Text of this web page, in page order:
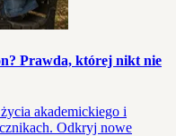
Prawda, której nikt nie
akademickiego i
Odkryj nowe